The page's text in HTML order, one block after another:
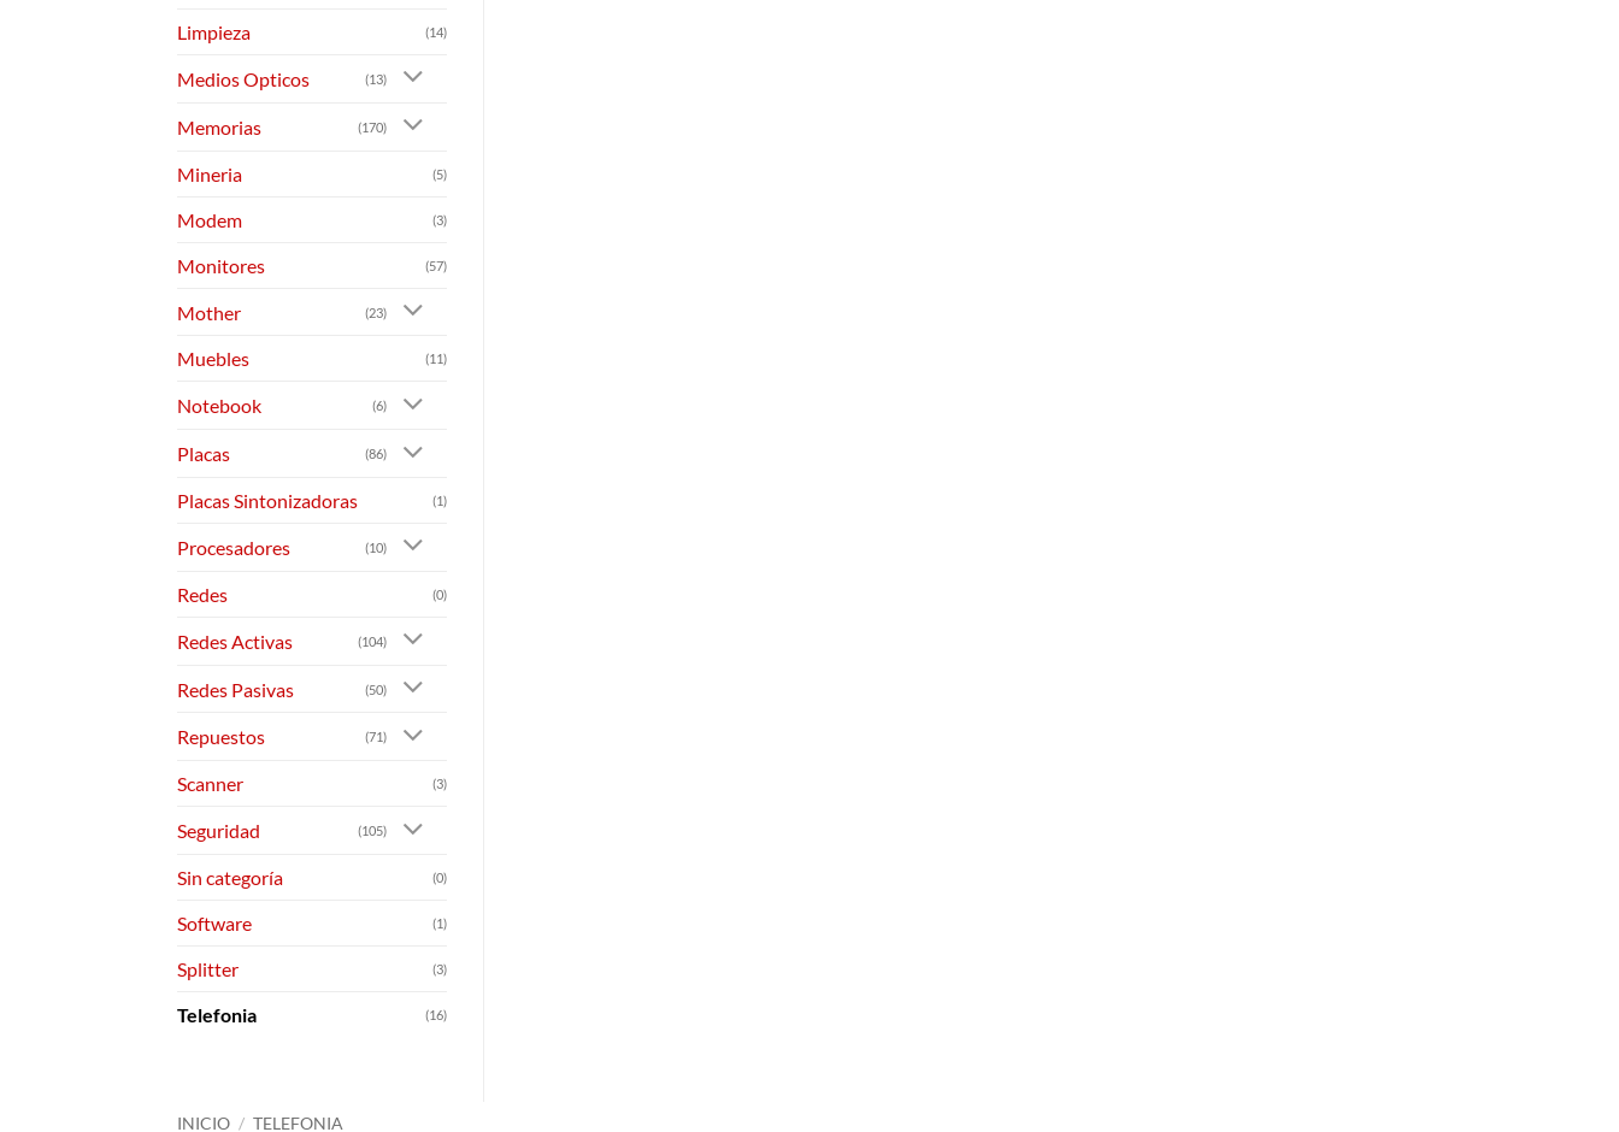
INICIO / TELEFONIA
Limpieza (14)
Medios Opticos (13)
Memorias (170)
Mineria (5)
Modem (3)
Monitores (57)
Mother (23)
Muebles (11)
Notebook (6)
Placas (86)
Placas Sintonizadoras (1)
Procesadores (10)
Redes (0)
Redes Activas (104)
Redes Pasivas (50)
Repuestos (71)
Scanner (3)
Seguridad (105)
Sin categoría (0)
Software (1)
Splitter (3)
Telefonia (16)